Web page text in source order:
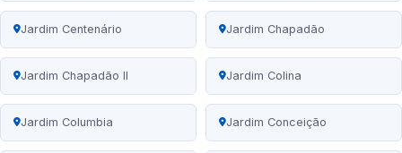
Jardim Centenário Jardim Chapadão
Jardim Chapadão II Jardim Colina
Jardim Columbia Jardim Conceição